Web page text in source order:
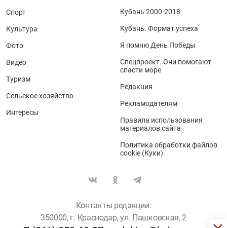
Спорт
Культура
Фото
Видео
Туризм
Сельское хозяйство
Интересы
Кубань 2000-2018
Кубань. Формат успеха
Я помню День Победы
Спецпроект. Они помогают
спасти море
Редакция
Рекламодателям
Правила использования
материалов сайта
Политика обработки файлов
cookie (Куки)
Контакты редакции:
350000, г. Краснодар, ул. Пашковская, 2